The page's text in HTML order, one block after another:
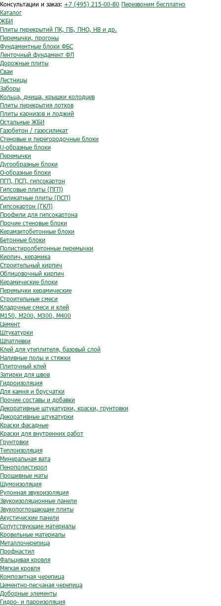
Консультации и заказ: +7 (495) 215-00-80 Перезвоним бесплатно
Каталог
ЖБИ
Плиты перекрытий ПК, ПБ, ПНО, НВ и др.
Перемычки, прогоны
Фундаментные блоки ФБС
Ленточный фундамент ФЛ
Дорожные плиты
Сваи
Лестницы
Заборы
Кольца, днища, крышки колодцев
Плиты перекрытия лотков
Плиты карнизов и лоджий
Остальные ЖБИ
Газобетон / газосиликат
Стеновые и перегородочные блоки
U-образные блоки
Перемычки
Дугообразные блоки
O-образные блоки
ПГП, ПСП, гипсокартон
Гипсовые плиты (ПГП)
Силикатные плиты (ПСП)
Гипсокартон (ГКЛ)
Профили для гипсокартона
Прочие стеновые блоки
Керамзитобетонные блоки
Бетонные блоки
Полистиролбетонные перемычки
Кирпич, керамика
Строительный кирпич
Облицовочный кирпич
Керамические блоки
Перемычки керамические
Строительные смеси
Кладочные смеси и клей
М150, М200, М300, М400
Цемент
Штукатурки
Шпатлевки
Клей для утеплителя, базовый слой
Наливные полы и стяжки
Плиточный клей
Затирки для швов
Гидроизоляция
Для камня и брусчатки
Прочие составы и добавки
Декоративные штукатурки, краски, грунтовки
Декоративные штукатурки
Краски фасадные
Краски для внутренних работ
Грунтовки
Теплоизоляция
Минеральная вата
Пенополистирол
Прошивные маты
Шумоизоляция
Рулонная звукоизоляция
Звукоизоляционные панели
Звукопоглощающие плиты
Акустические панели
Сопутствующие материалы
Кровельные материалы
Металлочерепица
Профнастил
Фальцевая кровля
Мягкая кровля
Композитная черепица
Цементно-песчаная черепица
Доборные элементы
Гидро- и пароизоляция